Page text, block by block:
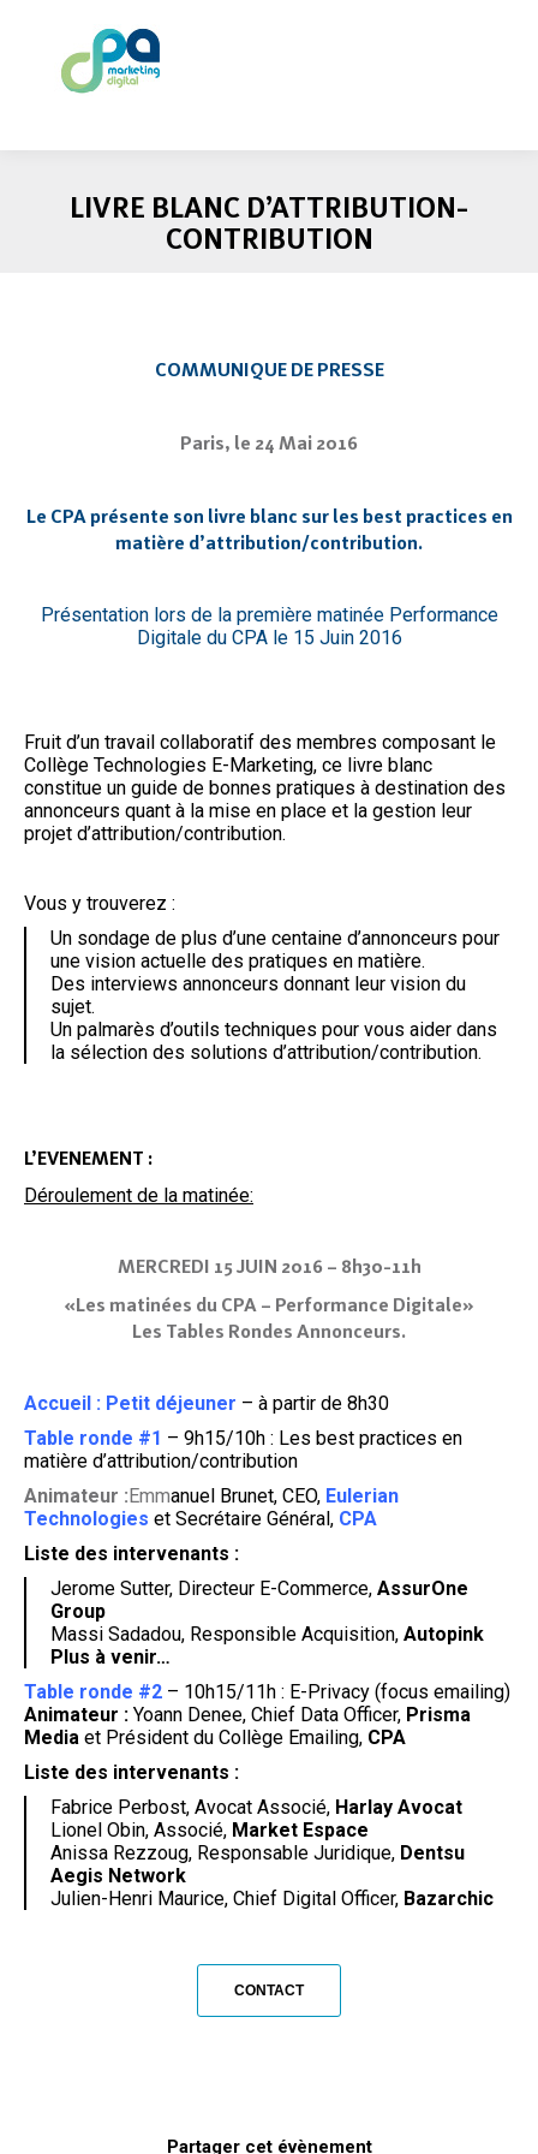
LIVRE BLANC D’ATTRIBUTION-
CONTRIBUTION
COMMUNIQUE DE PRESSE
Paris, le 24 Mai 2016
Le CPA présente son livre blanc sur les best practices en
matière d’attribution/contribution.
Présentation lors de la première matinée Performance
Digitale du CPA le 15 Juin 2016
Fruit d’un travail collaboratif des membres composant le
Collège Technologies E-Marketing, ce livre blanc
constitue un guide de bonnes pratiques à destination des
annonceurs quant à la mise en place et la gestion leur
projet d’attribution/contribution.
Vous y trouverez :
Un sondage de plus d’une centaine d’annonceurs pour
une vision actuelle des pratiques en matière.
Des interviews annonceurs donnant leur vision du
sujet.
Un palmarès d’outils techniques pour vous aider dans
la sélection des solutions d’attribution/contribution.
L’EVENEMENT :
Déroulement de la matinée:
MERCREDI 15 JUIN 2016 – 8h30-11h
«Les matinées du CPA – Performance Digitale»
Les Tables Rondes Annonceurs.
Accueil : Petit déjeuner – à partir de 8h30
Table ronde #1 – 9h15/10h : Les best practices en
matière d’attribution/contribution
Animateur :Emmanuel Brunet, CEO, Eulerian
Technologies et Secrétaire Général, CPA
Liste des intervenants :
Jerome Sutter, Directeur E-Commerce, AssurOne
Group
Massi Sadadou, Responsible Acquisition, Autopink
Plus à venir…
Table ronde #2 – 10h15/11h : E-Privacy (focus emailing)
Animateur : Yoann Denee, Chief Data Officer, Prisma
Media et Président du Collège Emailing, CPA
Liste des intervenants :
Fabrice Perbost, Avocat Associé, Harlay Avocat
Lionel Obin, Associé, Market Espace
Anissa Rezzoug, Responsable Juridique, Dentsu
Aegis Network
Julien-Henri Maurice, Chief Digital Officer, Bazarchic
CONTACT
Partager cet évènement